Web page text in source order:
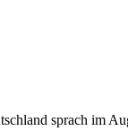
sprach im